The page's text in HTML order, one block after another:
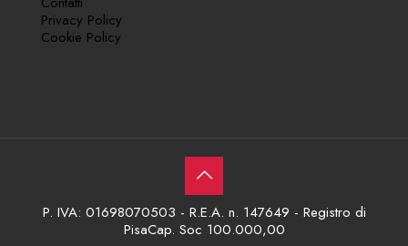
Privacy Policy
Cookie Policy
P. IVA: 01698070503 - R.E.A. n. 147649 - Registro di
PisaCap. Soc 100.000,00